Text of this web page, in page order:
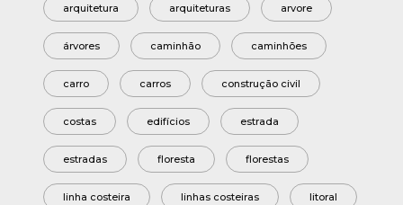
arquitetura arquiteturas arvore
árvores caminhão caminhões
carro carros construção civil
costas edifícios estrada
estradas floresta florestas
linha costeira linhas costeiras litoral